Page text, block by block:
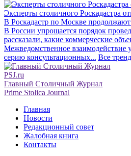
Эксперты столичного Роскадастра
В Роскадастр по Москве продолжают
В России упрощается порядок
рассказали, какие коммерческие
Межведомственное взаимодействие
серию консультационных... Все
PSJ.ru
Главный Столичный Журнал
Prime Stolica Journal
Главная
Новости
Редакционный совет
Жалобная книга
Контакты